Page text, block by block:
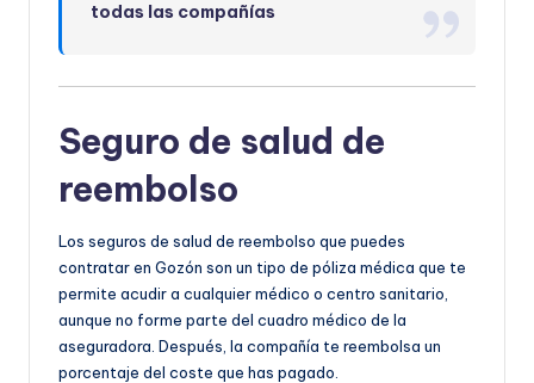
todas las compañías
Seguro de salud de
reembolso
Los seguros de salud de reembolso que puedes
contratar en Gozón son un tipo de póliza médica que te
permite acudir a cualquier médico o centro sanitario,
aunque no forme parte del cuadro médico de la
aseguradora. Después, la compañía te reembolsa un
porcentaje del coste que has pagado.